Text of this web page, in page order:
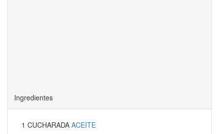
Ingredientes
1 CUCHARADA ACEITE